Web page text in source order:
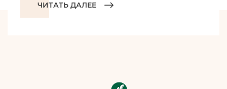
ЧИТАТЬ ДАЛЕЕ